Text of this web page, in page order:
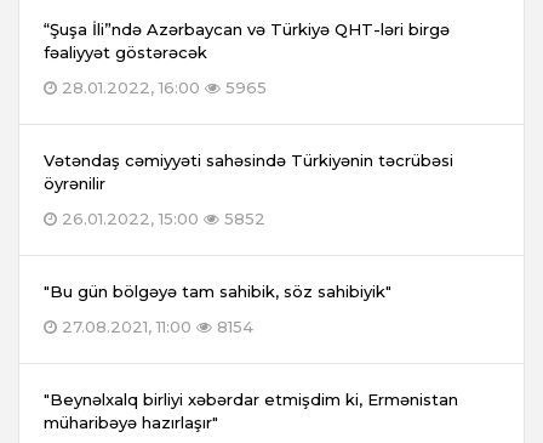
“Şuşa İli”ndə Azərbaycan və Türkiyə QHT-ləri birgə
fəaliyyət göstərəcək
28.01.2022, 16:00
5965
Vətəndaş cəmiyyəti sahəsində Türkiyənin təcrübəsi
öyrənilir
26.01.2022, 15:00
5852
"Bu gün bölgəyə tam sahibik, söz sahibiyik"
27.08.2021, 11:00
8154
"Beynəlxalq birliyi xəbərdar etmişdim ki, Ermənistan
müharibəyə hazırlaşır"